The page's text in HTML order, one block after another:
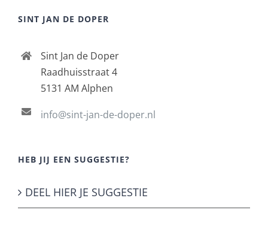
SINT JAN DE DOPER
Sint Jan de Doper
Raadhuisstraat 4
5131 AM Alphen
info@sint-jan-de-doper.nl
HEB JIJ EEN SUGGESTIE?
DEEL HIER JE SUGGESTIE